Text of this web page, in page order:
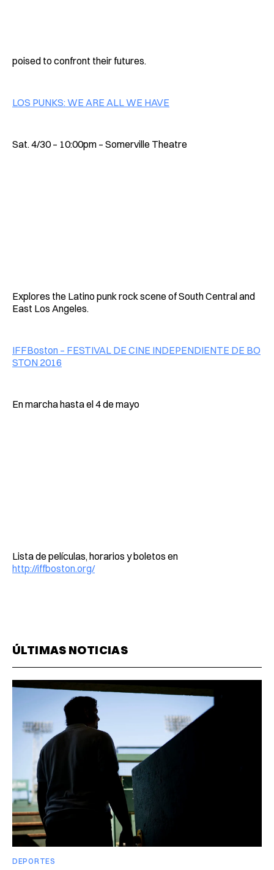
poised to confront their futures.
LOS PUNKS: WE ARE ALL WE HAVE
Sat. 4/30 – 10:00pm – Somerville Theatre
Explores the Latino punk rock scene of South Central and
East Los Angeles.
IFFBoston – FESTIVAL DE CINE INDEPENDIENTE DE BO
STON 2016
En marcha hasta el 4 de mayo
Lista de películas, horarios y boletos en
http://iffboston.org/
ÚLTIMAS NOTICIAS
DEPORTES